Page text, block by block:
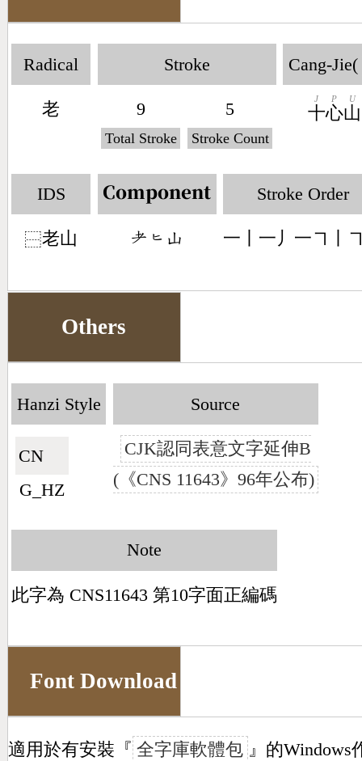
Radical
老
Stroke
9
Total Stroke
5
Stroke Count
Cang-Jie(
十
J
心
P
山
U
IDS
⿱老山
Component
󶂳󶀙󶁸
Stroke Order
一丨一丿一㇕丨
Others
Hanzi Style
CN🇨🇳
G_HZ
Source
CJK認同表意文字延伸B
(《CNS 11643》96年公布)
Note
此字為 CNS11643 第10字面正編碼
Font Download
適用於有安裝『 全字庫軟體包 』的Windows